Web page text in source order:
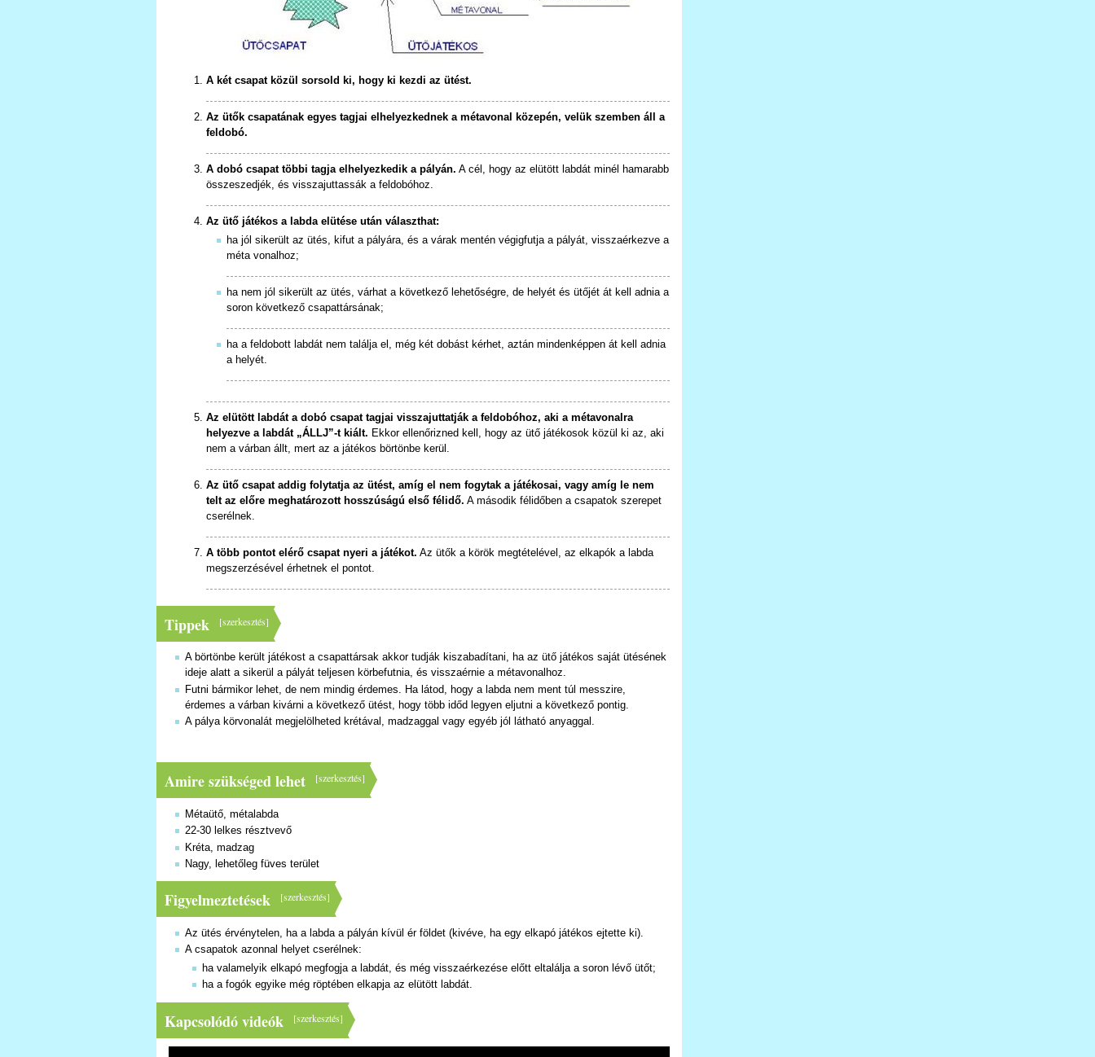
A két csapat közül sorsold ki, hogy ki kezdi az ütést.
Az ütők csapatának egyes tagjai elhelyezkednek a métavonal közepén, velük szemben áll a
feldobó.
A dobó csapat többi tagja elhelyezkedik a pályán. A cél, hogy az elütött labdát minél hamarabb
összeszedjék, és visszajuttassák a feldobóhoz.
Az ütő játékos a labda elütése után választhat:
ha jól sikerült az ütés, kifut a pályára, és a várak mentén végigfutja a pályát, visszaérkezve a
méta vonalhoz;
ha nem jól sikerült az ütés, várhat a következő lehetőségre, de helyét és ütőjét át kell adnia a
soron következő csapattársának;
ha a feldobott labdát nem találja el, még két dobást kérhet, aztán mindenképpen át kell adnia
a helyét.
Az elütött labdát a dobó csapat tagjai visszajuttatják a feldobóhoz, aki a métavonalra
helyezve a labdát „ÁLLJ”-t kiált. Ekkor ellenőrizned kell, hogy az ütő játékosok közül ki az, aki
nem a várban állt, mert az a játékos börtönbe kerül.
Az ütő csapat addig folytatja az ütést, amíg el nem fogytak a játékosai, vagy amíg le nem
telt az előre meghatározott hosszúságú első félidő. A második félidőben a csapatok szerepet
cserélnek.
A több pontot elérő csapat nyeri a játékot. Az ütők a körök megtételével, az elkapók a labda
megszerzésével érhetnek el pontot.
[szerkesztés]
Tippek
A börtönbe került játékost a csapattársak akkor tudják kiszabadítani, ha az ütő játékos saját ütésének
ideje alatt a sikerül a pályát teljesen körbefutnia, és visszaérnie a métavonalhoz.
Futni bármikor lehet, de nem mindig érdemes. Ha látod, hogy a labda nem ment túl messzire,
érdemes a várban kivárni a következő ütést, hogy több időd legyen eljutni a következő pontig.
A pálya körvonalát megjelölheted krétával, madzaggal vagy egyéb jól látható anyaggal.
[szerkesztés]
Amire szükséged lehet
Métaütő, métalabda
22-30 lelkes résztvevő
Kréta, madzag
Nagy, lehetőleg füves terület
[szerkesztés]
Figyelmeztetések
Az ütés érvénytelen, ha a labda a pályán kívül ér földet (kivéve, ha egy elkapó játékos ejtette ki).
A csapatok azonnal helyet cserélnek:
ha valamelyik elkapó megfogja a labdát, és még visszaérkezése előtt eltalálja a soron lévő ütőt;
ha a fogók egyike még röptében elkapja az elütött labdát.
[szerkesztés]
Kapcsolódó videók